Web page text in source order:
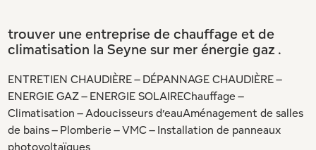
trouver une entreprise de chauffage et de
climatisation la Seyne sur mer énergie gaz .
ENTRETIEN CHAUDIÈRE – DÉPANNAGE CHAUDIÈRE –
ENERGIE GAZ – ENERGIE SOLAIREChauffage –
Climatisation – Adoucisseurs d’eauAménagement de salles
de bains – Plomberie – VMC – Installation de panneaux